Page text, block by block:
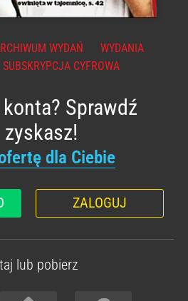
WYDAŃ
WYDANIA
SUBSKRYPCJA CYFROWA
Sprawdź
zyskasz!
dla Ciebie
ZALOGUJ
lub pobierz